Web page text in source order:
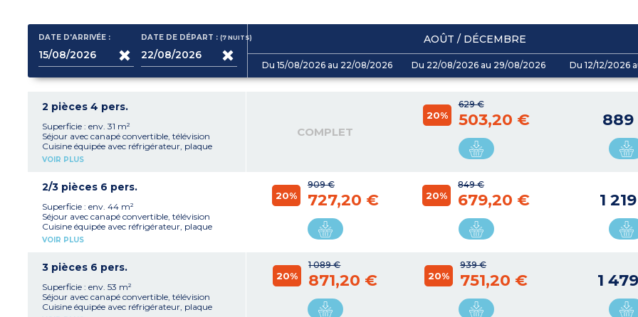
DATE D'ARRIVÉE : DATE DE DÉPART :(7NUITS) AOÛT / DÉCEMBRE
Du 15/08/2026 au 22/08/2026 Du 22/08/2026 au 29/08/2026 Du 12/12/2026
2 pièces 4 pers.
Superficie : env. 31 m²
Séjour avec canapé convertible, télévision
Cuisine équipée avec réfrigérateur, plaque
cuisson 4 feux, lave-vaisselle, cafetière à
Salle d'eau avec baignoire ou douche, lavabo
WC séparé
Balcon
VOIR PLUS
COMPLET
629 €
20% 503,20 €
2/3 pièces 6 pers.
Superficie : env. 44 m²
Séjour avec canapé convertible, télévision
Cuisine équipée avec réfrigérateur, plaque
cuisson 4 feux, lave-vaisselle, cafetière à
Cabine avec 2 lits simples superposés
1 salle d'eau avec baignoire ou douche, lavabo
WC
Balcon
VOIR PLUS
909 €
20% 727,20 €
849 €
20% 679,20 € 1
3 pièces 6 pers.
Superficie : env. 53 m²
Séjour avec canapé convertible, télévision
Cuisine équipée avec réfrigérateur, plaque
1 089 €
20% 871,20 €
939 €
20% 751,20 € 1